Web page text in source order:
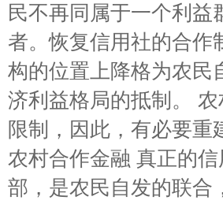
民不再同属于一个利
者。恢复信用社的合作
构的位置上降格为农民
济利益格局的抵制。
限制，因此，有必要重
农村合作金融 真正的
部，是农民自发的联合